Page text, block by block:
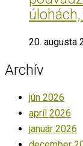
20. augusta
Archív
jún 2026
apríl 2026
január 2026